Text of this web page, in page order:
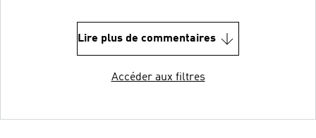
Lire plus de commentaires
Accéder aux filtres